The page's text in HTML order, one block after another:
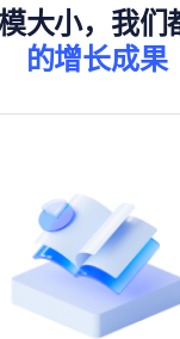
大小，我们
的增长成果